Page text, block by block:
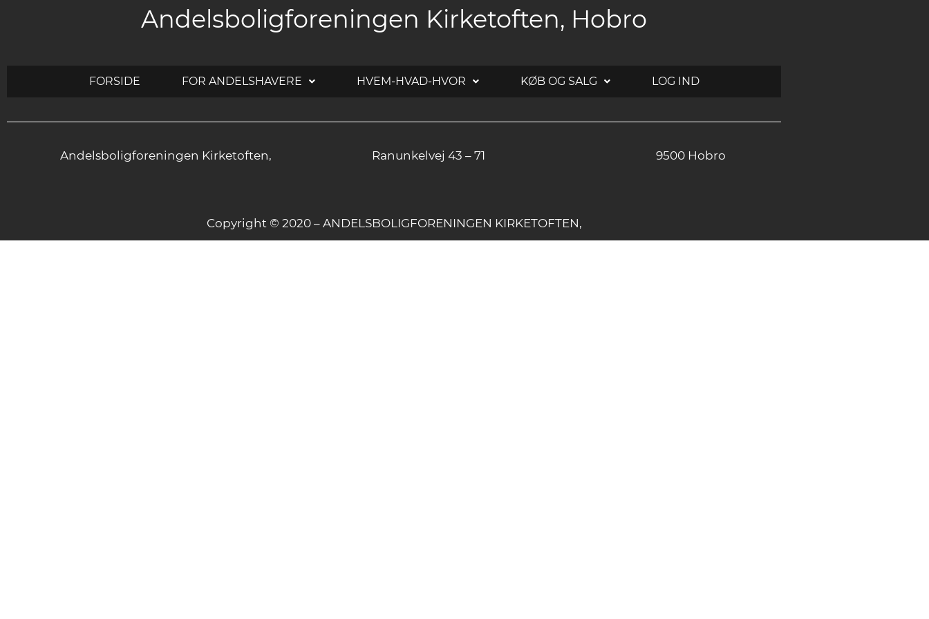
Andelsboligforeningen Kirketoften, Hobro
FORSIDE FOR ANDELSHAVERE HVEM-HVAD-HVOR KØB OG SALG LOG IND
Andelsboligforeningen Kirketoften, Ranunkelvej 43 – 71 9500 Hobro
Copyright © 2020 – ANDELSBOLIGFORENINGEN KIRKETOFTEN,